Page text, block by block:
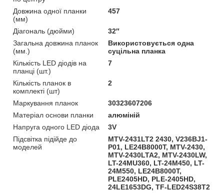
Довжина одної планки
(мм)
457
Діагональ (дюйми)
32″
Загальна довжина планок
(мм.)
Використовується одна
суцільна планка
Кількість LED діодів на
планці (шт.)
7
Кількість планок в
комплекті (шт)
2
Маркування планок
30323607206
Матеріал основи планки
алюміній
Напруга одного LED діода
3V
Підсвітка підійде до
моделей
MTV-2431LT2 2430, V236BJ1-
P01, LE24B8000T, MTV-2430,
MTV-2430LTA2, MTV-2430LW,
LT-24MU360, LT-24M450, LT-
24M550, LE24B8000T,
PLE2405HD, PLE-2405HD,
24LE1653DG, TF-LED24S38T2